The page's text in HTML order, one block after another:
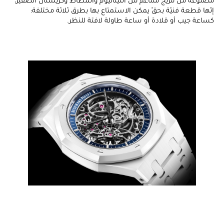
إنّها قطعة فنيّة بحقّ يمكن الاستمتاع بها بطرق ثلاثة مختلفة:
كساعة جيب أو قلادة أو ساعة طاولة لافتة للنظر.